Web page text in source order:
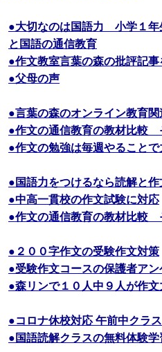
●大切なのは国語力 小学１年
と国語の通信教育
●作文教室言葉の森の批評記
●父母の声
●言葉の森のオンライン教育
●作文の通信教育の教材比較
●作文の勉強は毎週やることで
●国語力をつけるなら読解と
●中高一貫校の作文試験に対応
●作文の通信教育の教材比較
●２００字作文の受験作文対策
●受験作文コースの保護者アン
●森リンで１０人中９人が作
●コロナ休校対応 午前中クラス
●国語読解クラスの無料体験学